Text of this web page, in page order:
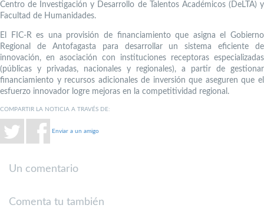
Centro de Investigación y Desarrollo de Talentos Académicos (DeLTA) y
Facultad de Humanidades.
El FIC-R es una provisión de financiamiento que asigna el Gobierno
Regional de Antofagasta para desarrollar un sistema eficiente de
innovación, en asociación con instituciones receptoras especializadas
(públicas y privadas, nacionales y regionales), a partir de gestionar
financiamiento y recursos adicionales de inversión que aseguren que el
esfuerzo innovador logre mejoras en la competitividad regional.
COMPARTIR LA NOTICIA A TRAVÉS DE:
Enviar a un amigo
Un comentario
Comenta tu también